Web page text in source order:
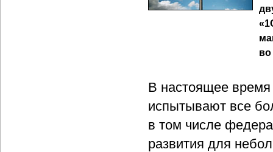
во
В настоящее
испытывают все
в том числе
развития для